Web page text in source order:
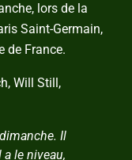
lors de la
Saint-Germain,
de France.
Will Still,
Il
a le niveau,